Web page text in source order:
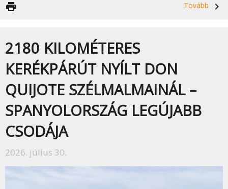
Tovább
navigate_next
print
2180 KILOMÉTERES
KERÉKPÁRÚT NYÍLT DON
QUIJOTE SZÉLMALMAINÁL –
SPANYOLORSZÁG LEGÚJABB
CSODÁJA
2026. július 30.